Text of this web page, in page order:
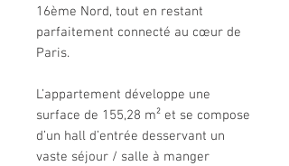
16ème Nord, tout en restant
parfaitement connecté au cœur de
Paris.
L’appartement développe une
surface de 155,28 m² et se compose
d’un hall d’entrée desservant un
vaste séjour / salle à manger